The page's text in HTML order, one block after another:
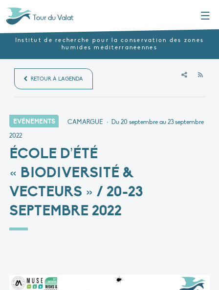
Tour du Valat
Institut de recherche pour la conservation des zones
humides méditerranéennes
RETOUR À L'AGENDA
EVÉNEMENTS CAMARGUE • Du 20 septembre au 23 septembre
2022
ÉCOLE D’ÉTÉ
« BIODIVERSITÉ &
VECTEURS » / 20-23
SEPTEMBRE 2022